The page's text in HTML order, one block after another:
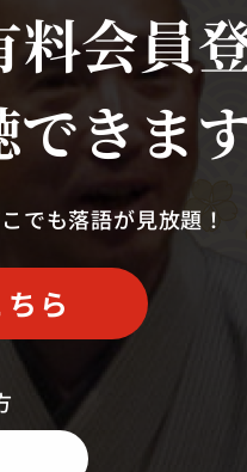
料会員
できま
でも落語が見放題！
ら